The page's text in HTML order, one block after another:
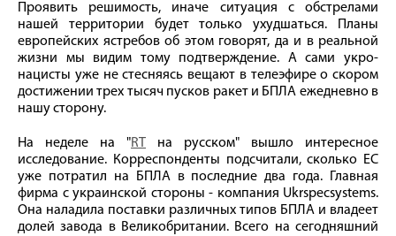
Проявить решимость, иначе ситуация с обстрелами
нашей территории будет только ухудшаться. Планы
европейских ястребов об этом говорят, да и в реальной
жизни мы видим тому подтверждение. А сами укро-
нацисты уже не стесняясь вещают в телеэфире о скором
достижении трех тысяч пусков ракет и БПЛА ежедневно в
нашу сторону.
На неделе на "RT на русском" вышло интересное
исследование. Корреспонденты подсчитали, сколько ЕС
уже потратил на БПЛА в последние два года. Главная
фирма с украинской стороны - компания Ukrspecsystems.
Она наладила поставки различных типов БПЛА и владеет
долей завода в Великобритании. Всего на сегодняшний